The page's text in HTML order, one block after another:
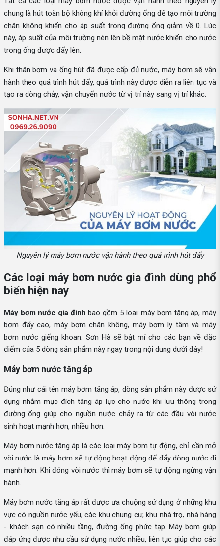
chung là hút toàn bộ không khí khỏi đường ống để tạo môi trường
chân không khiến cho áp suất trong đường ống giảm về 0. Lúc
này, áp suất của môi trường nén lên bề mặt nước khiến cho nước
trong ống được đẩy lên.
Khi thân bơm và ống hút đã được cấp đủ nước, máy bơm sẽ vận
hành theo quá trình hút đẩy, quá trình này được diễn ra liên tục và
tạo ra dòng chảy, vận chuyển nước từ vị trí này sang vị trí khác.
Nguyên lý máy bơm nước vận hành theo quá trình hút đẩy
Các loại máy bơm nước gia đình dùng phổ
biến hiện nay
Máy bơm nước gia đình bao gồm 5 loại: máy bơm tăng áp, máy
bơm đẩy cao, máy bơm chân không, máy bơm ly tâm và máy
bơm nước giếng khoan. Sơn Hà sẽ bật mí cho các bạn về đặc
điểm của 5 dòng sản phẩm này ngay trong nội dung dưới đây!
Máy bơm nước tăng áp
Đúng như cái tên máy bơm tăng áp, dòng sản phẩm này được sử
dụng nhằm mục đích tăng áp lực cho nước khi lưu thông trong
đường ống giúp cho nguồn nước chảy ra từ các đầu vòi nước
sinh hoạt mạnh hơn, nhiều hơn.
Máy bơm nước tăng áp là các loại máy bơm tự động, chỉ cần mở
vòi nước là máy bơm sẽ tự động hoạt động để đẩy dòng nước đi
mạnh hơn. Khi đóng vòi nước thì máy bơm sẽ tự động ngừng vận
hành.
Máy bơm nước tăng áp rất được ưa chuộng sử dụng ở những khu
vực có nguồn nước yếu, các khu chung cư, khu nhà trọ, nhà hàng
- khách sạn có nhiều tầng, đường ống phức tạp. Máy bơm giúp
đáp ứng được nhu cầu sử dụng nước nhiều, liên tục giúp cho các